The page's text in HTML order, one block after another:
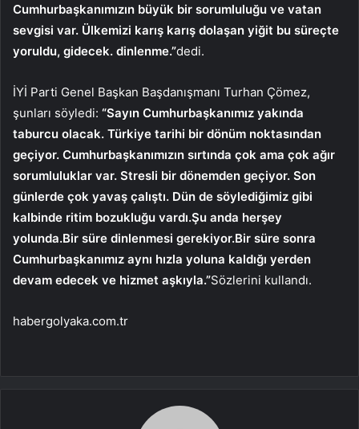
Cumhurbaşkanımızın büyük bir sorumluluğu ve vatan
sevgisi var. Ülkemizi karış karış dolaşan yiğit bu süreçte
yoruldu, gidecek. dinlenme.”dedi.
İYİ Parti Genel Başkan Başdanışmanı Turhan Çömez,
şunları söyledi: “Sayın Cumhurbaşkanımız yakında
taburcu olacak. Türkiye tarihi bir dönüm noktasından
geçiyor. Cumhurbaşkanımızın sırtında çok ama çok ağır
sorumluluklar var. Stresli bir dönemden geçiyor. Son
günlerde çok yavaş çalıştı. Dün de söylediğimiz gibi
kalbinde ritim bozukluğu vardı.Şu anda herşey
yolunda.Bir süre dinlenmesi gerekiyor.Bir süre sonra
Cumhurbaşkanımız aynı hızla yoluna kaldığı yerden
devam edecek ve hizmet aşkıyla.”Sözlerini kullandı.
habergolyaka.com.tr